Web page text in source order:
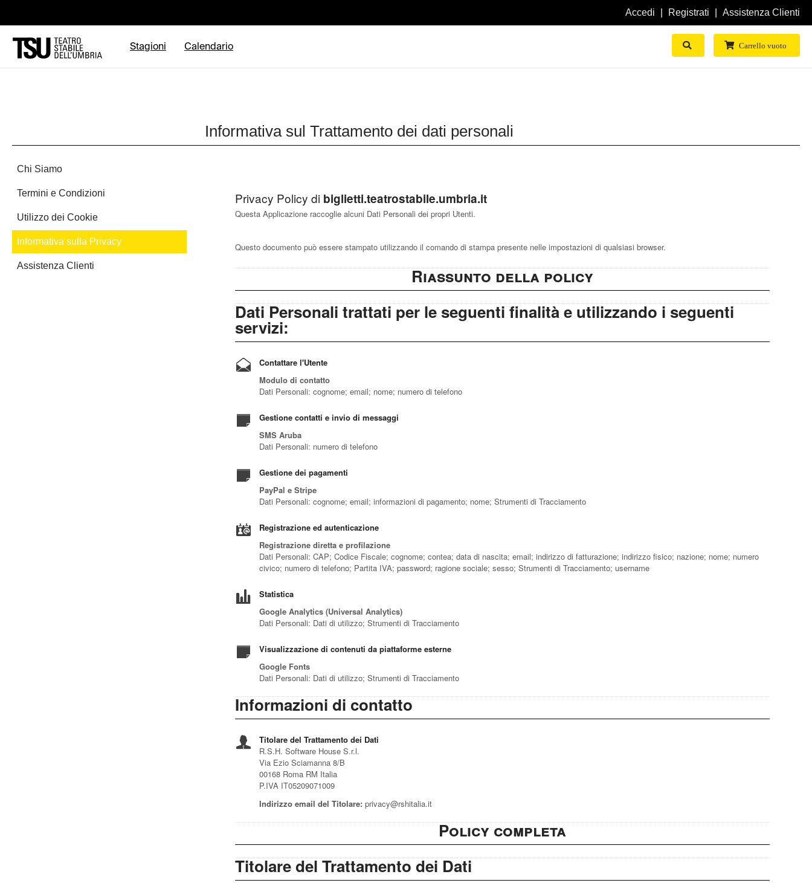
Accedi Registrati Assistenza Clienti
Stagioni Calendario Carrello vuoto
Mostra Ricerca
Chi Siamo
Termini e Condizioni
Utilizzo dei Cookie
Informativa sulla Privacy
Assistenza Clienti
Informativa sul Trattamento dei dati personali
Privacy Policy di biglietti.teatrostabile.umbria.it
Questa Applicazione raccoglie alcuni Dati Personali dei propri Utenti.
Questo documento può essere stampato utilizzando il comando di stampa presente nelle impostazioni di qualsiasi browser.
Riassunto della policy
Dati Personali trattati per le seguenti finalità e utilizzando i seguenti
servizi:
Contattare l'Utente
Modulo di contatto
Dati Personali: cognome; email; nome; numero di telefono
Gestione contatti e invio di messaggi
SMS Aruba
Dati Personali: numero di telefono
Gestione dei pagamenti
PayPal e Stripe
Dati Personali: cognome; email; informazioni di pagamento; nome; Strumenti di Tracciamento
Registrazione ed autenticazione
Registrazione diretta e profilazione
Dati Personali: CAP; Codice Fiscale; cognome; contea; data di nascita; email; indirizzo di fatturazione; indirizzo fisico; nazione; nome; numero
civico; numero di telefono; Partita IVA; password; ragione sociale; sesso; Strumenti di Tracciamento; username
Statistica
Google Analytics (Universal Analytics)
Dati Personali: Dati di utilizzo; Strumenti di Tracciamento
Visualizzazione di contenuti da piattaforme esterne
Google Fonts
Dati Personali: Dati di utilizzo; Strumenti di Tracciamento
Informazioni di contatto
Titolare del Trattamento dei Dati
R.S.H. Software House S.r.l.
Via Ezio Sciamanna 8/B
00168 Roma RM Italia
P.IVA IT05209071009
Indirizzo email del Titolare: privacy@rshitalia.it
Policy completa
Titolare del Trattamento dei Dati